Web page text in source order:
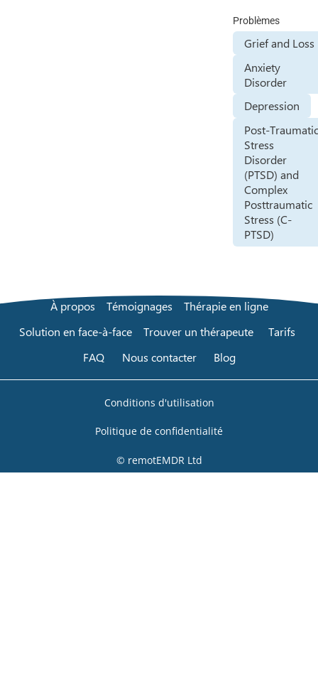
Problèmes
Grief and Loss
Anxiety
Disorder
Depression
Post-
Stress
Disorder
(PTSD) and
Complex
Posttraumatic
Stress (C-
PTSD)
À propos Témoignages
Thérapie en ligne
Solution en face-à-face
Trouver un thérapeute
Tarifs
FAQ
Nous contacter Blog
Conditions d'utilisation
Politique de confidentialité
© remotEMDR Ltd